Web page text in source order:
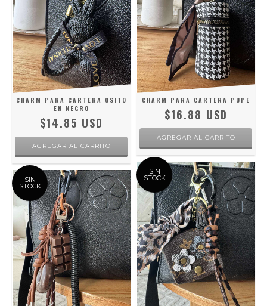
CHARM PARA CARTERA OSITO
EN NEGRO
$14.85 USD
CHARM PARA CARTERA PUPE
$16.88 USD
SIN
STOCK
SIN
STOCK